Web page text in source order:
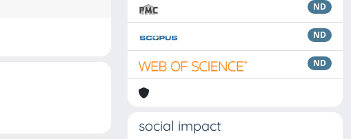
ND
ND
ND
social impact